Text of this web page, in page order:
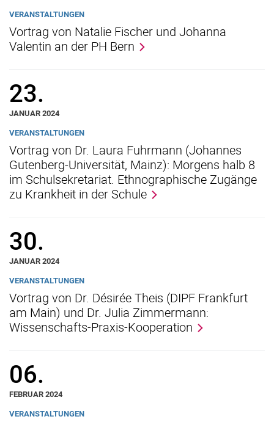
VERANSTALTUNGEN
Vortrag von Natalie Fischer und Johanna
Valentin an der PH Bern
23.
JANUAR 2024
VERANSTALTUNGEN
Vortrag von Dr. Laura Fuhrmann (Johannes
Gutenberg-Universität, Mainz): Morgens halb 8
im Schulsekretariat. Ethnographische Zugänge
zu Krankheit in der Schule
30.
JANUAR 2024
VERANSTALTUNGEN
Vortrag von Dr. Désirée Theis (DIPF Frankfurt
am Main) und Dr. Julia Zimmermann:
Wissenschafts-Praxis-Kooperation
06.
FEBRUAR 2024
VERANSTALTUNGEN